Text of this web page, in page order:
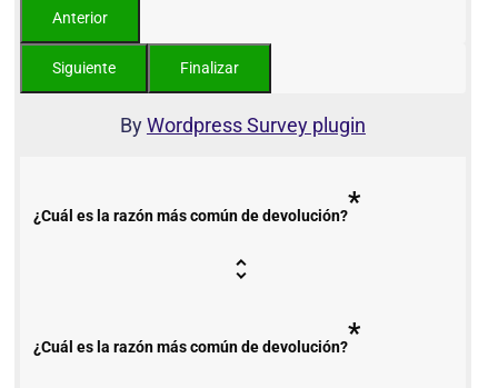
ByWordpress Survey plugin
¿Cuál es la razón más común de devolución?*
¿Cuál es la razón más común de devolución?*